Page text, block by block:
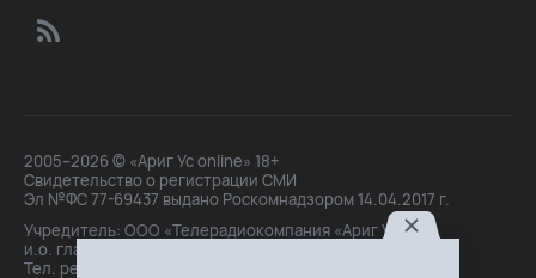
2005–2026 © «Ариг Ус online» 18+
Свидетельство о регистрации СМИ
Эл №ФС 77-69437 выдано Роскомнадзором 14.04.2017 г.
Учредитель: ООО «Телерадиокомпания «Ариг Ус»,
и.о. главного редактора: Маханова О.Б.
Тел. peдakции: +7(3012)21-30-14,